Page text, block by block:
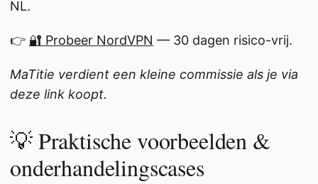
NL.
👉 🔐 Probeer NordVPN — 30 dagen risico-vrij.
MaTitie verdient een kleine commissie als je via
deze link koopt.
💡 Praktische voorbeelden &
onderhandelingscases